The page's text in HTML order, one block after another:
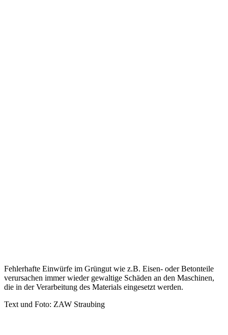
Fehlerhafte Einwürfe im Grüngut wie z.B. Eisen- oder Betonteile
verursachen immer wieder gewaltige Schäden an den Maschinen,
die in der Verarbeitung des Materials eingesetzt werden.
Text und Foto: ZAW Straubing